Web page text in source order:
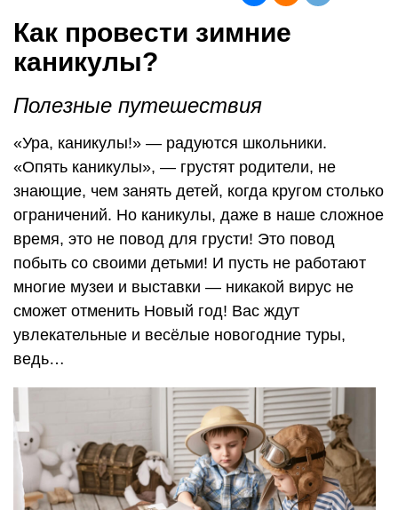
Как провести зимние
каникулы?
Полезные путешествия
«Ура, каникулы!» — радуются школьники.
«Опять каникулы», — грустят родители, не
знающие, чем занять детей, когда кругом столько
ограничений. Но каникулы, даже в наше сложное
время, это не повод для грусти! Это повод
побыть со своими детьми! И пусть не работают
многие музеи и выставки — никакой вирус не
сможет отменить Новый год! Вас ждут
увлекательные и весёлые новогодние туры,
ведь…